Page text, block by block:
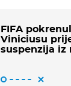
FIFA
Viniciusu
suspenzija iz